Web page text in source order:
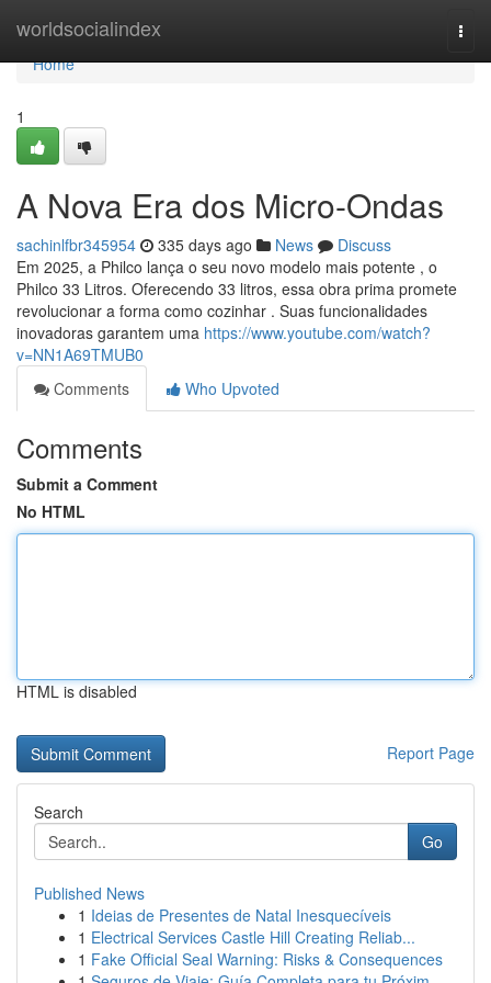
worldsocialindex
Home
Home
1
A Nova Era dos Micro-Ondas
sachinlfbr345954 335 days ago News
Discuss
Em 2025, a Philco lança o seu novo modelo mais potente , o
Philco 33 Litros. Oferecendo 33 litros, essa obra prima promete
revolucionar a forma como cozinhar . Suas funcionalidades
inovadoras garantem uma https://www.youtube.com/watch?
v=NN1A69TMUB0
Comments
Who Upvoted
Comments
Submit a Comment
No HTML
HTML is disabled
Report Page
Search
Go
Published News
1 Ideias de Presentes de Natal Inesquecíveis
1 Electrical Services Castle Hill Creating Reliab...
1 Fake Official Seal Warning: Risks & Consequences